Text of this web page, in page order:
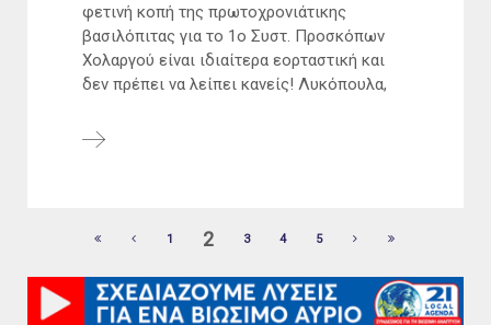
φετινή κοπή της πρωτοχρονιάτικης
βασιλόπιτας για το 1ο Συστ. Προσκόπων
Χολαργού είναι ιδιαίτερα εορταστική και
δεν πρέπει να λείπει κανείς! Λυκόπουλα,
1 2 3 4 5